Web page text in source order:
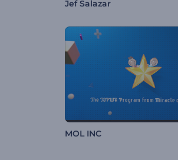
Jef Salazar
MOL INC